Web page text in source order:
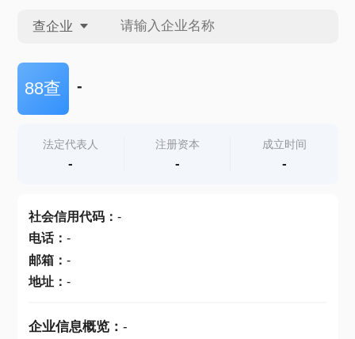
查企业
查企业
查产地
88查 -
法定代表人
-
注册资本
-
成立时间
-
社会信用代码： -
电话： -
邮箱： -
地址： -
企业信息概览： -